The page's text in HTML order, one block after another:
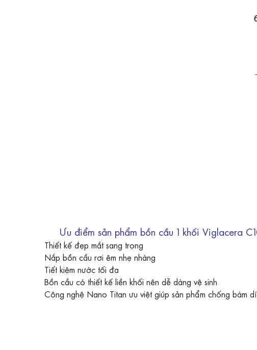
Ưu điểm sản phẩm bồn cầu 1 khối Viglacera
Thiết kế đẹp mắt sang trọng
Nắp bồn cầu rơi êm nhẹ nhàng
Tiết kiệm nước tối đa
Bồn cầu có thiết kế liền khối nên dễ dàng vệ sinh
Công nghệ Nano Titan ưu việt giúp sản phẩm chống bám